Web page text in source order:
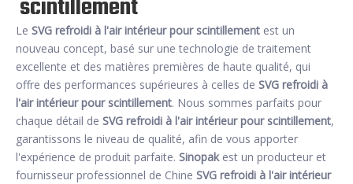
scintillement
Le SVG refroidi à l'air intérieur pour scintillement est un
nouveau concept, basé sur une technologie de traitement
excellente et des matières premières de haute qualité, qui
offre des performances supérieures à celles de SVG refroidi à
l'air intérieur pour scintillement. Nous sommes parfaits pour
chaque détail de SVG refroidi à l'air intérieur pour scintillement,
garantissons le niveau de qualité, afin de vous apporter
l'expérience de produit parfaite. Sinopakest un producteur et
fournisseur professionnel de Chine SVG refroidi à l'air intérieur